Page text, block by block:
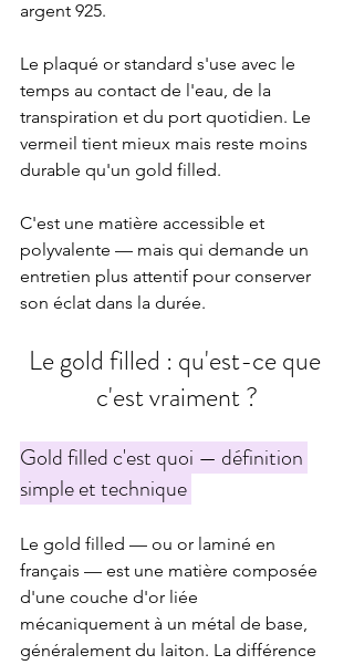
argent 925.
Le plaqué or standard s'use avec le
temps au contact de l'eau, de la
transpiration et du port quotidien. Le
vermeil tient mieux mais reste moins
durable qu'un gold filled.
C'est une matière accessible et
polyvalente — mais qui demande un
entretien plus attentif pour conserver
son éclat dans la durée.
Le gold filled : qu'est-ce que
c'est vraiment ?
Gold filled c'est quoi — définition
simple et technique
Le gold filled — ou or laminé en
français — est une matière composée
d'une couche d'or liée
mécaniquement à un métal de base,
généralement du laiton. La différence